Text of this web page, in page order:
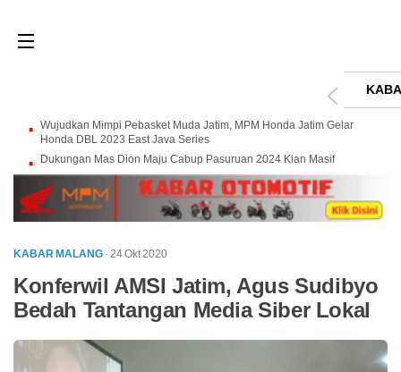
Wujudkan Mimpi Pebasket Muda Jatim, MPM Honda Jatim Gelar
Honda DBL 2023 East Java Series
Dukungan Mas Dion Maju Cabup Pasuruan 2024 Kian Masif
KABAR MALANG · 24 Okt 2020
Konferwil AMSI Jatim, Agus Sudibyo
Bedah Tantangan Media Siber Lokal